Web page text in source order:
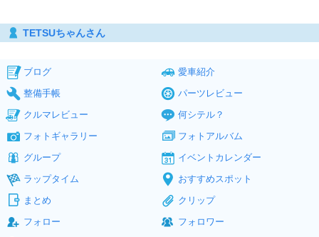
TETSUちゃんさん
ブログ
愛車紹介
整備手帳
パーツレビュー
クルマレビュー
何シテル？
フォトギャラリー
フォトアルバム
グループ
イベントカレンダー
ラップタイム
おすすめスポット
まとめ
クリップ
フォロー
フォロワー